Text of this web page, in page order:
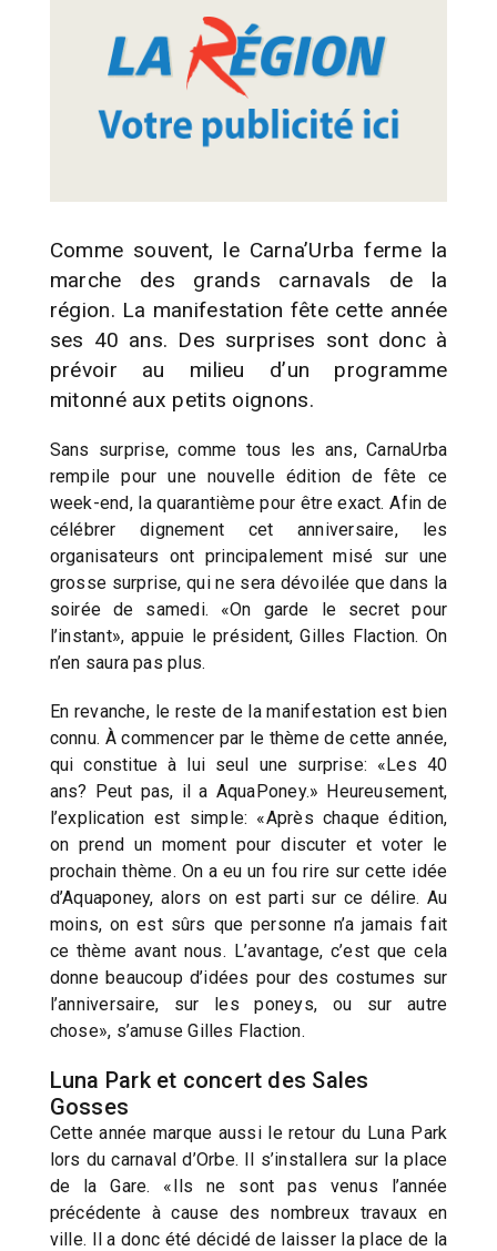
Comme souvent, le Carna’Urba ferme la
marche des grands carnavals de la
région. La manifestation fête cette année
ses 40 ans. Des surprises sont donc à
prévoir au milieu d’un programme
mitonné aux petits oignons.
Sans surprise, comme tous les ans, CarnaUrba
rempile pour une nouvelle édition de fête ce
week-end, la quarantième pour être exact. Afin de
célébrer dignement cet anniversaire, les
organisateurs ont principalement misé sur une
grosse surprise, qui ne sera dévoilée que dans la
soirée de samedi. «On garde le secret pour
l’instant», appuie le président, Gilles Flaction. On
n’en saura pas plus.
En revanche, le reste de la manifestation est bien
connu. À commencer par le thème de cette année,
qui constitue à lui seul une surprise: «Les 40
ans? Peut pas, il a AquaPoney.» Heureusement,
l’explication est simple: «Après chaque édition,
on prend un moment pour discuter et voter le
prochain thème. On a eu un fou rire sur cette idée
d’Aquaponey, alors on est parti sur ce délire. Au
moins, on est sûrs que personne n’a jamais fait
ce thème avant nous. L’avantage, c’est que cela
donne beaucoup d’idées pour des costumes sur
l’anniversaire, sur les poneys, ou sur autre
chose», s’amuse Gilles Flaction.
Luna Park et concert des Sales
Gosses
Cette année marque aussi le retour du Luna Park
lors du carnaval d’Orbe. Il s’installera sur la place
de la Gare. «Ils ne sont pas venus l’année
précédente à cause des nombreux travaux en
ville. Il a donc été décidé de laisser la place de la